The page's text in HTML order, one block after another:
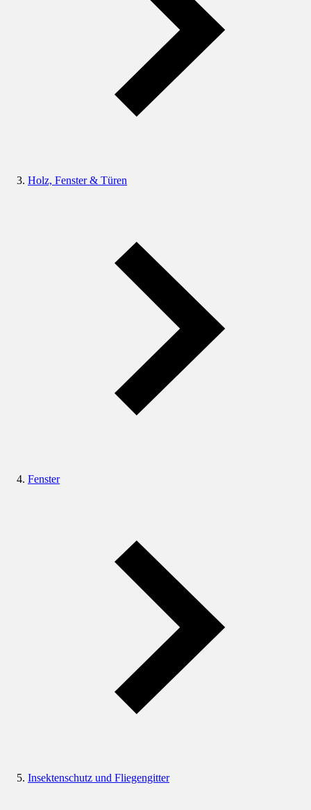
Holz, Fenster & Türen
Fenster
Insektenschutz und Fliegengitter